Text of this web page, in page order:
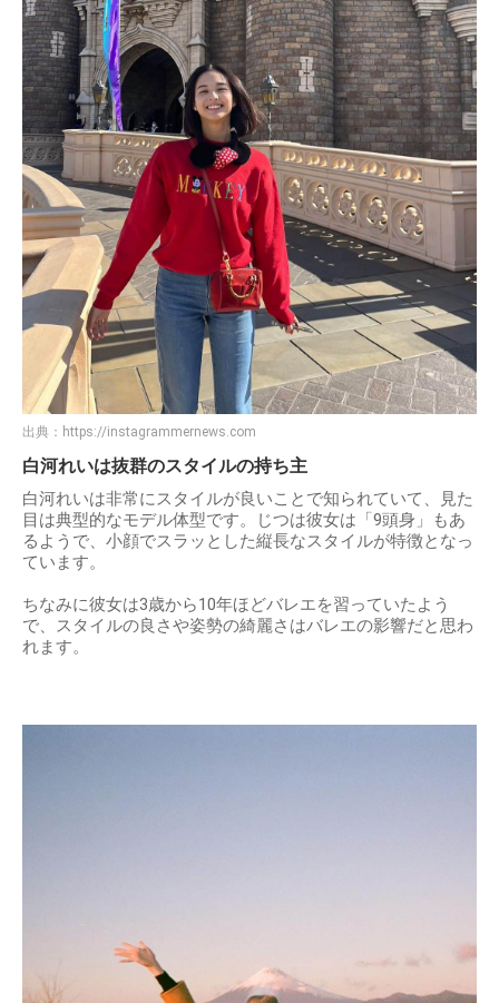
出典： https://instagrammernews.com
白河れいは抜群のスタイルの持ち主
白河れいは非常にスタイルが良いことで知られていて、見た
目は典型的なモデル体型です。じつは彼女は「9頭身」もあ
るようで、小顔でスラッとした縦長なスタイルが特徴となっ
ています。
ちなみに彼女は3歳から10年ほどバレエを習っていたよう
で、スタイルの良さや姿勢の綺麗さはバレエの影響だと思わ
れます。